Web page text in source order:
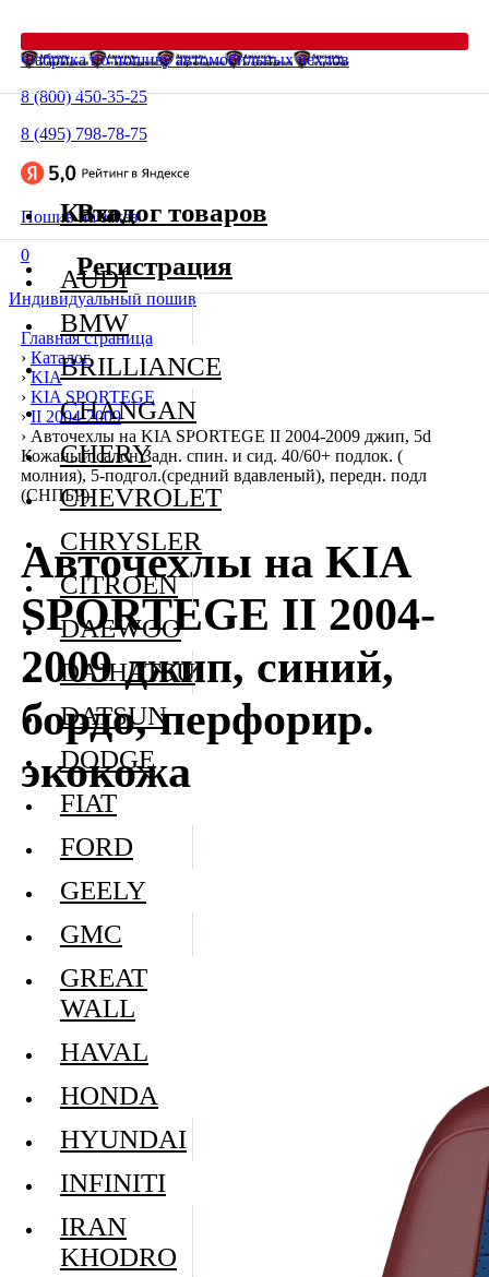
Фабрика по пошиву автомобильных чехлов
8 (800) 450-35-25
8 (495) 798-78-75
Пошив на заказ
0
Индивидуальный пошив
Главная страница
› Каталог
› KIA
› KIA SPORTEGE
› II 2004-2009
› Авточехлы на KIA SPORTEGE II 2004-2009 джип, 5d
Кожаный салон Задн. спин. и сид. 40/60+ подлок. (
молния), 5-подгол.(средний вдавленый), передн. подл
(СНПБР)
Авточехлы на KIA
SPORTEGE II 2004-
2009 джип, синий,
бордо, перфорир.
экокожа
Каталог товаров
AUDI
BMW
BRILLIANCE
CHANGAN
CHERY
CHEVROLET
CHRYSLER
CITROEN
DAEWOO
DAIHATSU
DATSUN
DODGE
FIAT
FORD
GEELY
GMC
GREAT
WALL
HAVAL
HONDA
HYUNDAI
INFINITI
IRAN
KHODRO
Вход
Регистрация